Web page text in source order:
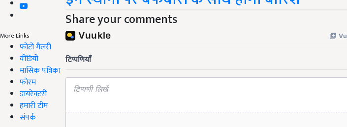
More Links
फोटो गैलरी
वीडियो
मासिक पत्रिका
फोरम
डायरेक्टरी
हमारी टीम
संपर्क
Share your comments